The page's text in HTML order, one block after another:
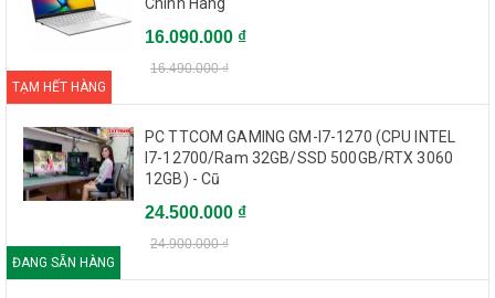
TẠM HẾT HÀNG
16.090.000 ₫
16.490.000 ₫
ĐANG SẴN HÀNG
PC TTCOM GAMING GM-I7-1270 (CPU INTEL
I7-12700/Ram 32GB/SSD 500GB/RTX 3060
12GB) - Cũ
24.500.000 ₫
24.900.000 ₫